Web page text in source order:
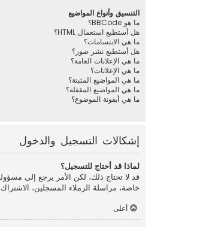
التنسيق وأنواع المواضيع
ما هو BBCode؟
هل أستطيع استعمال HTML؟
ما هي الابتسامات؟
هل أستطيع نشر صور؟
ما هي الإعلانات العامة؟
ما هي الإعلانات؟
ما هي المواضيع المثبتة؟
ما هي المواضيع المقفلة؟
ما هي أيقونة الموضوع؟
إشكالات التسجيل والدخول
لماذا قد أحتاج للتسجيل؟
قد لا تحتاج ذلك، لكن الأمر يرجع إلى
خاصة، مراسلة الزملاء المسجلين،
أعلى